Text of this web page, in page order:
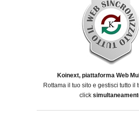
Koinext, piattaforma Web
Rottama il tuo sito e gestisci tutto il
click